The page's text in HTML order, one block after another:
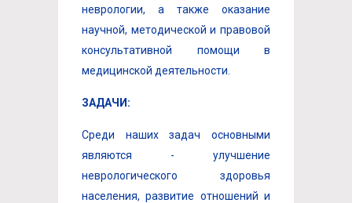
неврологии, а также оказание
научной, методической и правовой
консультативной помощи в
медицинской деятельности.
ЗАДАЧИ:
Среди наших задач основными
являются - улучшение
неврологического здоровья
населения, развитие отношений и